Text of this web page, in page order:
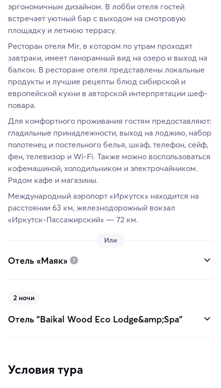
эргономичным дизайном. В лобби отеля гостей
встречает уютный бар с выходом на смотровую
площадку и летнюю террасу.
Ресторан отеля Mir, в котором по утрам проходят
завтраки, имеет панорамный вид на озеро и выход на
балкон. В ресторане отеля представлены локальные
продукты и лучшие рецепты блюд сибирской и
европейской кухни в авторской интерпретации шеф-
повара.
Для комфортного проживания гостям предоставляют:
гладильные принадлежности, выход на лоджию, набор
полотенец и постельного белья, шкаф, телефон, сейф,
фен, телевизор и Wi-Fi. Также можно воспользоваться
кофемашиной, холодильником и электрочайником.
Рядом кафе и магазины.
Международный аэропорт «Иркутск» находится на
расстоянии 63 км, железнодорожный вокзал
«Иркутск-Пассажирский» — 72 км.
Или
Отель «Маяк»
2 ночи
Отель "Baikal Wood Eco Lodge&amp;Spa"
Условия тура